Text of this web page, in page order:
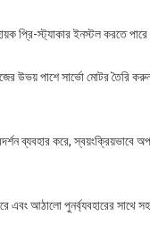
প্রি-স্ট্যাকার ইনস্টল করতে পারে
উভয় পাশে সার্ভো মোটর তৈরি
ব্যবহার করে, স্বয়ংক্রিয়ভাবে
এবং আঠালো পুনর্ব্যবহারের সাথে